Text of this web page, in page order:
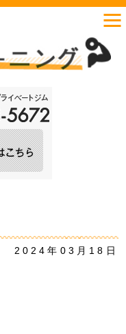
2024年03月18日